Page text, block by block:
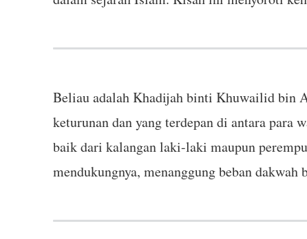
Beliau adalah Khadijah binti Khuwailid bin
keturunan dan yang terdepan di antara para
baik dari kalangan laki-laki maupun
mendukungnya, menanggung beban